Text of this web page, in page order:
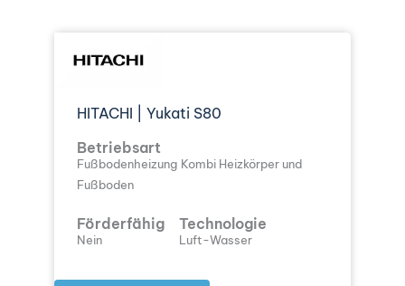
HITACHI | Yukati S80
Betriebsart
Fußbodenheizung Kombi Heizkörper und
Fußboden
Förderfähig
Nein
Technologie
Luft-Wasser